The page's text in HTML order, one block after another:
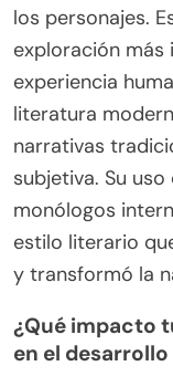
los personajes.
exploración más
experiencia
literatura
narrativas
subjetiva. Su
monólogos
estilo literario
y transformó la
¿Qué impacto
en el